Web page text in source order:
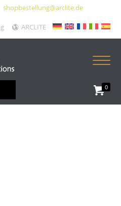
shopbestellung@arclite.de
ARCLITE
0